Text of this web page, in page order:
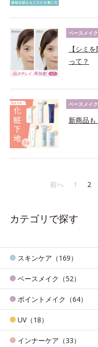
ベースメイク
【シミ
って？
ベースメイク
新商品
前へ 1 2
カテゴリで探す
スキンケア（169）
ベースメイク（52）
ポイントメイク（64）
UV（18）
インナーケア（33）